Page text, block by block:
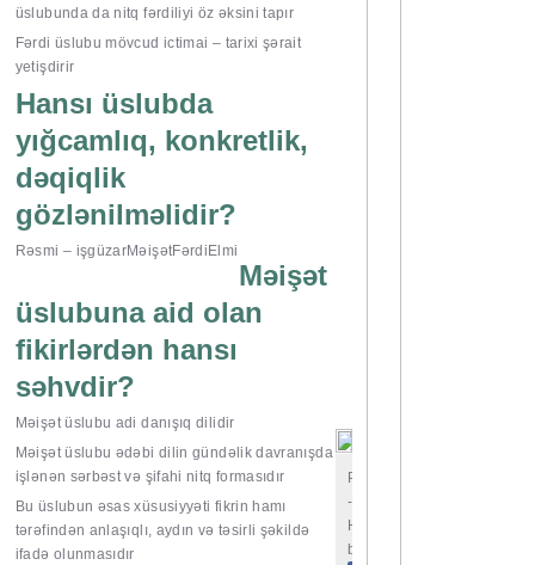
üslubunda da nitq fərdiliyi öz əksini tapır
Fərdi üslubu mövcud ictimai – tarixi şərait
yetişdirir
Hansı üslubda
yığcamlıq, konkretlik,
dəqiqlik
gözlənilməlidir?
Rəsmi – işgüzarMəişətFərdi Elmi
Məişət
üslubuna aid olan
fikirlərdən hansı
səhvdir?
Məişət üslubu adi danışıq dilidir
Məişət üslubu ədəbi dilin gündəlik davranışda
işlənən sərbəst və şifahi nitq formasıdır
Bu üslubun əsas xüsusiyyəti fikrin hamı
tərəfindən anlaşıqlı, aydın və təsirli şəkildə
ifadə olunmasıdır
Paylaşın
-
Hamı
bilsin